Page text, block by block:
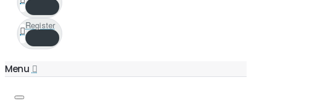
Register